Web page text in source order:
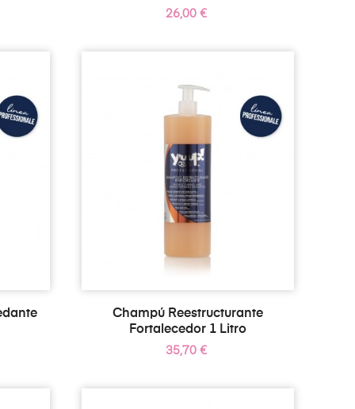
Precio
26,00 €
Champú Reestructurante
Fortalecedor 1 Litro
Precio
35,70 €